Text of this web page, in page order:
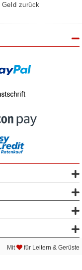
Geld zurück
Mit für Leitern & Gerüste